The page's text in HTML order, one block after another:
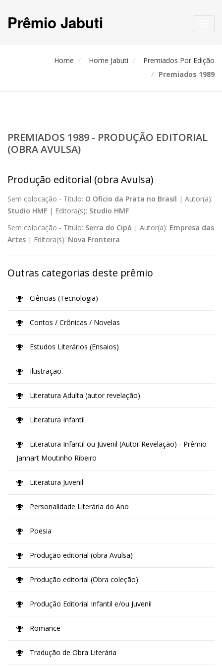
Prêmio Jabuti
Home Home Jabuti
Premiados Por Edição
Premiados 1989
PREMIADOS 1989 - PRODUÇÃO EDITORIAL
(OBRA AVULSA)
Produção editorial (obra Avulsa)
Sem colocação - Título: O Oficio da Prata no Brasil | Autor(a):
Studio HMF | Editora(s): Studio HMF
Sem colocação - Título: Serra do Cipó | Autor(a): Empresa das
Artes | Editora(s): Nova Fronteira
Outras categorias deste prêmio
Ciências (Tecnologia)
Contos / Crônicas / Novelas
Estudos Literários (Ensaios)
Ilustração.
Literatura Adulta (autor revelação)
Literatura Infantil
Literatura Infantil ou Juvenil (Autor Revelação) - Prêmio
Jannart Moutinho Ribeiro
Literatura Juvenil
Personalidade Literária do Ano
Poesia
Produção editorial (obra Avulsa)
Produção editorial (Obra coleção)
Produção Editorial Infantil e/ou Juvenil
Romance
Tradução de Obra Literária